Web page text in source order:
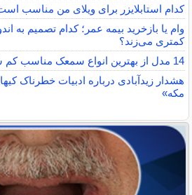
کدام استابلایزر برای ویلای من مناسب
وام یا بازخرید بیمه عمر؛ کدام تصمیم به
کمتری می‌زند؟
14 مدل از بهترین انواع سمعک مناسب کم شنوایی شدت بالا
هشدار زیدآبادی درباره ادبیات خطرناک
مکه»